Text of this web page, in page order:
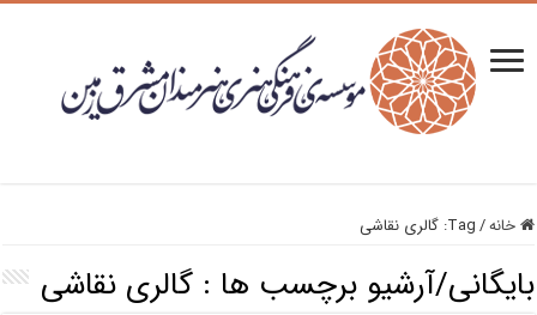
خانه/
Tag: گالری نقاشی
بایگانی/آرشیو برچسب ها :گالری نقاشی